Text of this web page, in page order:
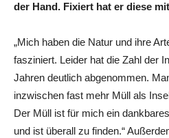
der Hand. Fixiert hat er diese
„Mich haben die Natur und ihre
fasziniert. Leider hat die Zahl der
Jahren deutlich abgenommen.
inzwischen fast mehr Müll als
Der Müll ist für mich ein
und ist überall zu finden.“